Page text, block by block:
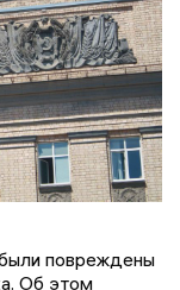
повреждены
Об этом